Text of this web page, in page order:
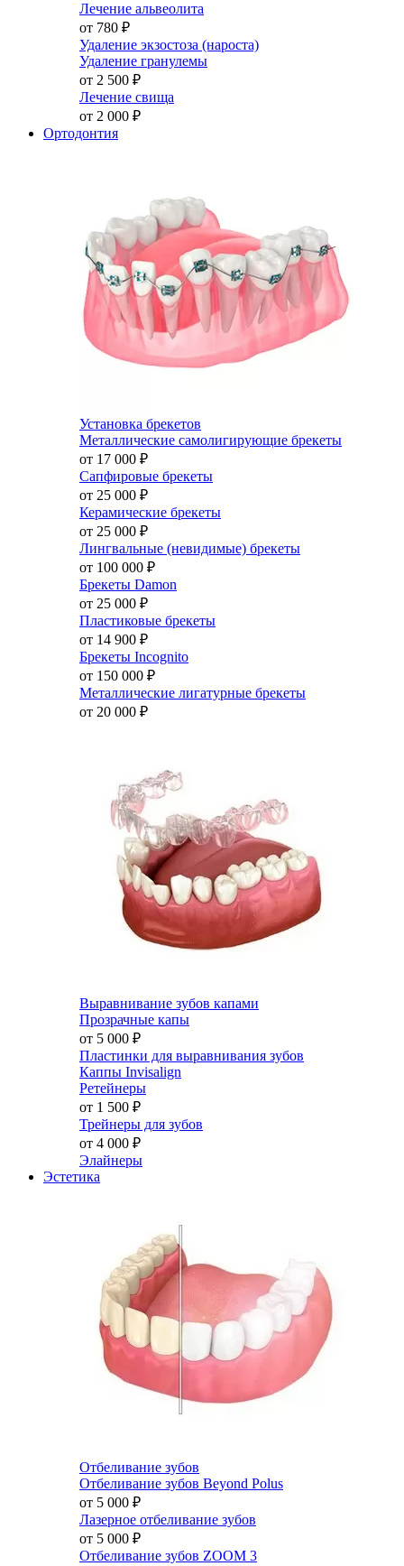
Лечение альвеолита
от 780 ₽
Удаление экзостоза (нароста)
Удаление гранулемы
от 2 500 ₽
Лечение свища
от 2 000 ₽
Ортодонтия
Установка брекетов
Металлические самолигирующие брекеты
от 17 000 ₽
Сапфировые брекеты
от 25 000 ₽
Керамические брекеты
от 25 000 ₽
Лингвальные (невидимые) брекеты
от 100 000 ₽
Брекеты Damon
от 25 000 ₽
Пластиковые брекеты
от 14 900 ₽
Брекеты Incognito
от 150 000 ₽
Металлические лигатурные брекеты
от 20 000 ₽
Выравнивание зубов капами
Прозрачные капы
от 5 000 ₽
Пластинки для выравнивания зубов
Каппы Invisalign
Ретейнеры
от 1 500 ₽
Трейнеры для зубов
от 4 000 ₽
Элайнеры
Эстетика
Отбеливание зубов
Отбеливание зубов Beyond Polus
от 5 000 ₽
Лазерное отбеливание зубов
от 5 000 ₽
Отбеливание зубов ZOOM 3